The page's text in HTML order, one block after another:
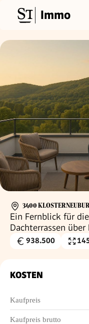
Immo
3400
Ein Fernblick für
Dachterrassen
Kaufpreis
938.500
KOSTEN
Kaufpreis
Kaufpreis brutto